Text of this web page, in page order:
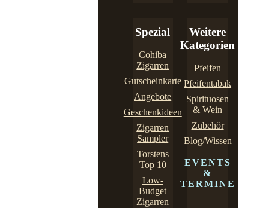
Spezial
Cohiba
Zigarren
Gutscheinkarte
Angebote
Geschenkideen
Zigarren
Sampler
Torstens
Top 10
Low-
Budget
Zigarren
Weitere
Kategorien
Pfeifen
Pfeifentabak
Spirituosen
& Wein
Zubehör
Blog/Wissen
EVENTS
&
TERMINE